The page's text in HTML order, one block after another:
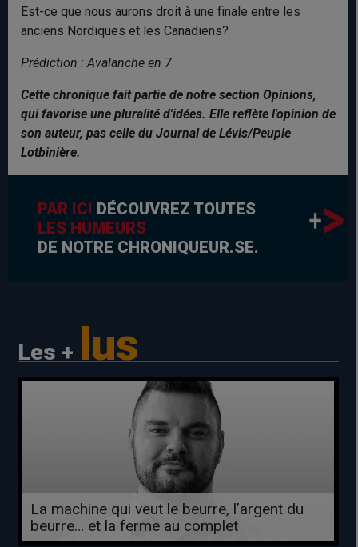
Est-ce que nous aurons droit à une finale entre les
anciens Nordiques et les Canadiens?
Prédiction : Avalanche en 7
Cette chronique fait partie de notre section Opinions,
qui favorise une pluralité d'idées. Elle reflète l'opinion de
son auteur, pas celle du Journal de Lévis/Peuple
Lotbinière.
PAR ICI DÉCOUVREZ TOUTES
LES HUMEURS
DE NOTRE CHRONIQUEUR.SE.
Les + lus
La machine qui veut le beurre, l’argent du
beurre… et la ferme au complet